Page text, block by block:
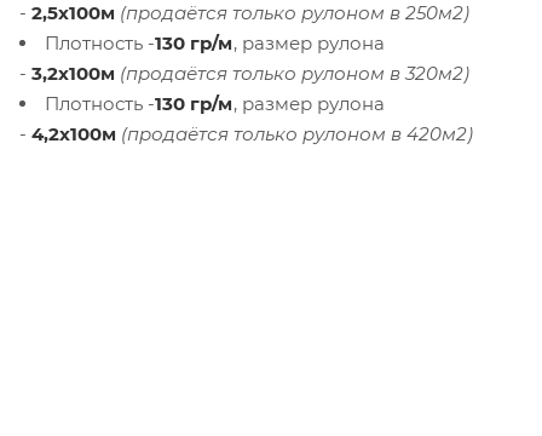
- 2,5х100м (продаётся только рулоном в 250м2)
Плотность -130 гр/м, размер рулона
- 3,2х100м (продаётся только рулоном в 320м2)
Плотность -130 гр/м, размер рулона
- 4,2х100м (продаётся только рулоном в 420м2)